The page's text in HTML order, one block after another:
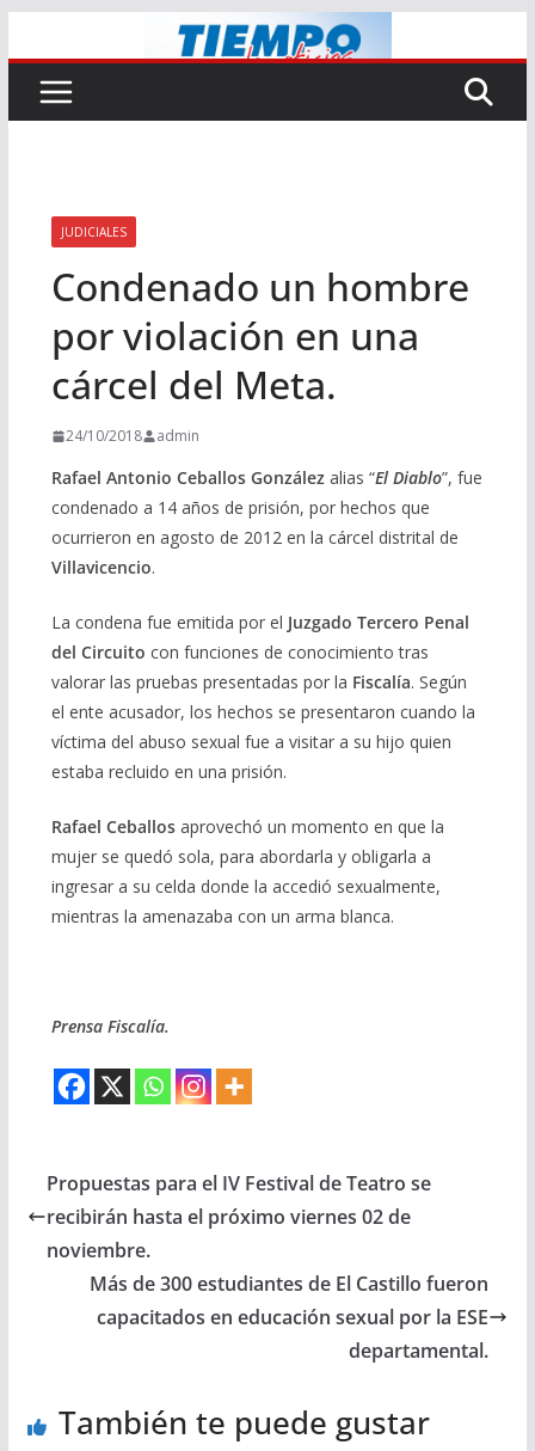
al
contenido
JUDICIALES
Condenado un hombre
por violación en una
cárcel del Meta.
24/10/2018 admin
Rafael Antonio Ceballos Gonzálezalias “El Diablo”, fue
condenado a 14 años de prisión, por hechos que
ocurrieron en agosto de 2012 en la cárcel distrital de
Villavicencio.
La condena fue emitida por el Juzgado Tercero Penal
del Circuito con funciones de conocimiento tras
valorar las pruebas presentadas por la Fiscalía. Según
el ente acusador, los hechos se presentaron cuando la
víctima del abuso sexual fue a visitar a su hijo quien
estaba recluido en una prisión.
Rafael Ceballosaprovechó un momento en que la
mujer se quedó sola, para abordarla y obligarla a
ingresar a su celda donde la accedió sexualmente,
mientras la amenazaba con un arma blanca.
Prensa Fiscalía.
Propuestas para el IV Festival de Teatro se
recibirán hasta el próximo viernes 02 de
noviembre.
Más de 300 estudiantes de El Castillo fueron
capacitados en educación sexual por la ESE
departamental.
También te puede gustar